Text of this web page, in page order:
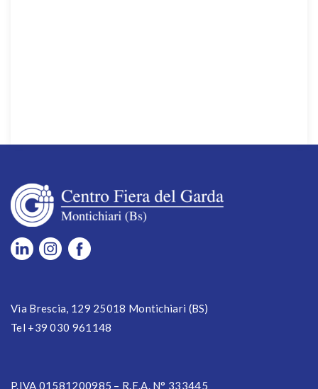
Via Brescia, 129 25018 Montichiari (BS)
Tel +39 030 961148
P.IVA 01581200985 – R.E.A. N° 333445